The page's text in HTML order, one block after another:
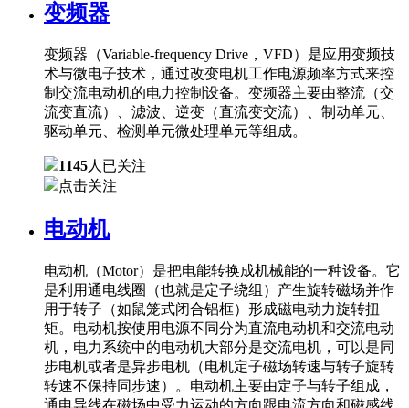
变频器
变频器（Variable-frequency Drive，VFD）是应用变频技
术与微电子技术，通过改变电机工作电源频率方式来控
制交流电动机的电力控制设备。变频器主要由整流（交
流变直流）、滤波、逆变（直流变交流）、制动单元、
驱动单元、检测单元微处理单元等组成。
1145人已关注
点击关注
电动机
电动机（Motor）是把电能转换成机械能的一种设备。它
是利用通电线圈（也就是定子绕组）产生旋转磁场并作
用于转子（如鼠笼式闭合铝框）形成磁电动力旋转扭
矩。电动机按使用电源不同分为直流电动机和交流电动
机，电力系统中的电动机大部分是交流电机，可以是同
步电机或者是异步电机（电机定子磁场转速与转子旋转
转速不保持同步速）。电动机主要由定子与转子组成，